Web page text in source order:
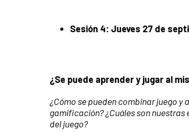
Sesión 4: Jueves 27 de
¿Se puede aprender y jugar al
¿Cómo se pueden combinar juego
gamificación? ¿Cuáles son
del juego?